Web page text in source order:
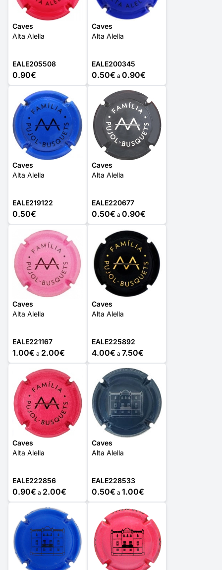
Caves
Alta Alella
EALE205508
0.90€
Caves
Alta Alella
EALE200345
0.50€ a 0.90€
Caves
Alta Alella
EALE219122
0.50€
Caves
Alta Alella
EALE220677
0.50€ a 0.90€
Caves
Alta Alella
EALE221167
1.00€ a 2.00€
Caves
Alta Alella
EALE225892
4.00€ a 7.50€
Caves
Alta Alella
EALE222856
0.90€ a 2.00€
Caves
Alta Alella
EALE228533
0.50€ a 1.00€